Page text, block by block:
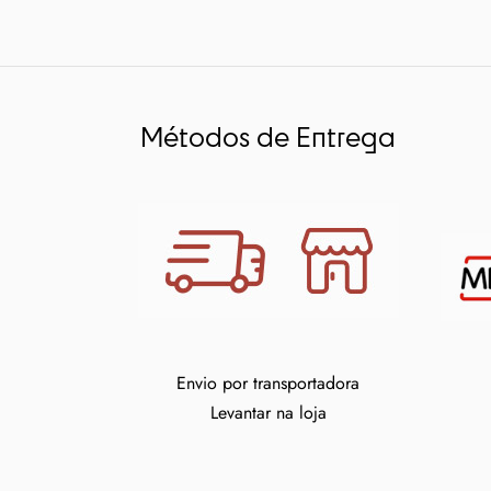
Métodos de Entrega
Envio por transportadora
Levantar na loja